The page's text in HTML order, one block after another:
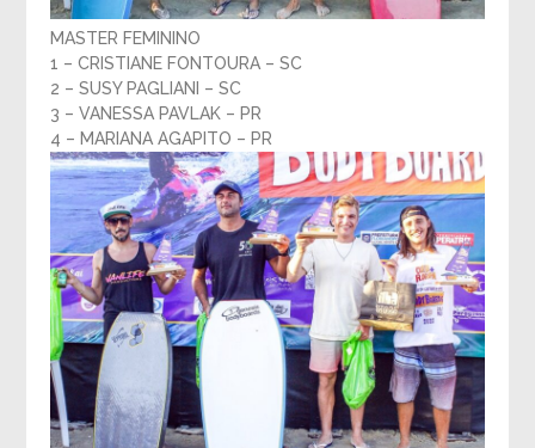
MASTER FEMININO
1 – CRISTIANE FONTOURA – SC
2 – SUSY PAGLIANI – SC
3 – VANESSA PAVLAK – PR
4 – MARIANA AGAPITO – PR